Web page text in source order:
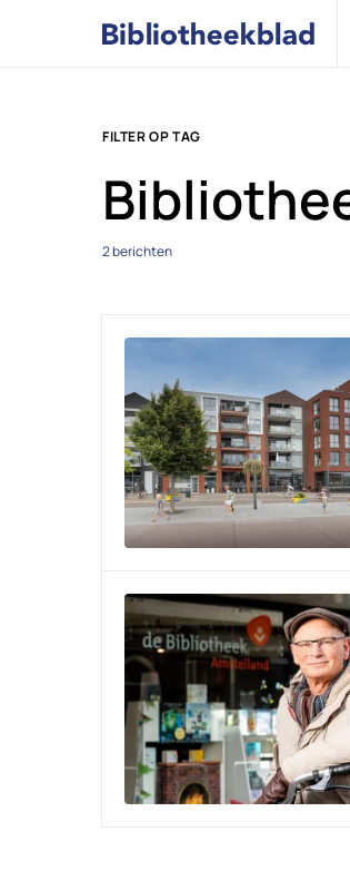
FILTER OP TAG
2 berichten